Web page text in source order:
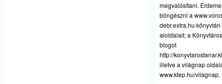
megvalósítani.
böngészni a
debr.extra.hu könyvtári
aloldalait; a
blogot
http://
illetve a világnap
www.ktep.hu/vilagnap.